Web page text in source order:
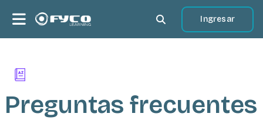
Panel lateral
Selector de búsqueda
Ingresar
Preguntas frecuentes